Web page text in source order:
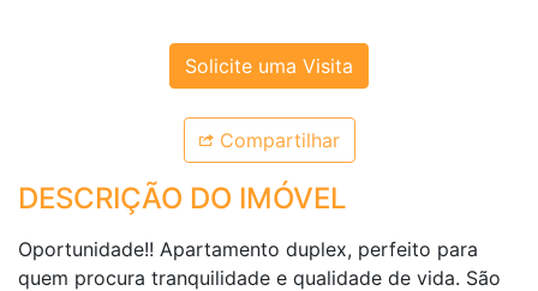
Solicite uma Visita
Compartilhar
DESCRIÇÃO DO IMÓVEL
Oportunidade!! Apartamento duplex, perfeito para
quem procura tranquilidade e qualidade de vida. São